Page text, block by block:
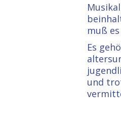
muß
Es
und